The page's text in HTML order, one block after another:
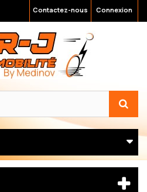
Connexion
Contactez-nous